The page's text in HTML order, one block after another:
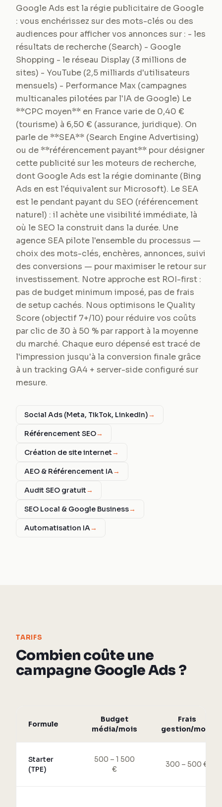
Google Ads est la régie publicitaire de Google
: vous enchérissez sur des mots-clés ou des
audiences pour afficher vos annonces sur : - les
résultats de recherche (Search) - Google
Shopping - le réseau Display (3 millions de
sites) - YouTube (2,5 milliards d'utilisateurs
mensuels) - Performance Max (campagnes
multicanales pilotées par l'IA de Google) Le
**CPC moyen** en France varie de 0,40 €
(tourisme) à 6,50 € (assurance, juridique). On
parle de **SEA** (Search Engine Advertising)
ou de **référencement payant** pour désigner
cette publicité sur les moteurs de recherche,
dont Google Ads est la régie dominante (Bing
Ads en est l'équivalent sur Microsoft). Le SEA
est le pendant payant du SEO (référencement
naturel) : il achète une visibilité immédiate, là
où le SEO la construit dans la durée. Une
agence SEA pilote l'ensemble du processus —
choix des mots-clés, enchères, annonces, suivi
des conversions — pour maximiser le retour sur
investissement. Notre approche est ROI-first :
pas de budget minimum imposé, pas de frais
de setup cachés. Nous optimisons le Quality
Score (objectif 7+/10) pour réduire vos coûts
par clic de 30 à 50 % par rapport à la moyenne
du marché. Chaque euro dépensé est tracé de
l'impression jusqu'à la conversion finale grâce
à un tracking GA4 + server-side configuré sur
mesure.
Social Ads (Meta, TikTok, LinkedIn)→
Référencement SEO→
Création de site internet→
AEO & Référencement IA→
Audit SEO gratuit→
SEO Local & Google Business→
Automatisation IA→
TARIFS
Combien coûte une
campagne Google Ads ?
Formule
Budget
média/mois
Frais
gestion/mois
Starter
(TPE)
500 – 1 500
€
300 – 500 €